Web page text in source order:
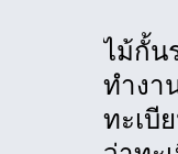
ไม้กั้น
ทำงา
ทะเบี